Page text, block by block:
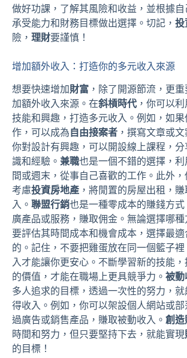
做好功課，了解其風險和收益，並根據自
承受能力和財務目標做出選擇。切記， 投
險， 理財要謹慎！
增加額外收入：打造你的多元收入來源
想要快速增加財富 ，除了開源節流，更
加額外收入來源。在斜槓時代，你可以利
技能和興趣，打造多元收入。例如，如果
作，可以成為 自由接案者 ，撰寫文章或
你對設計有興趣，可以開設線上課程，分
識和經驗。 兼職也是一個不錯的選擇，利
間或週末，從事自己喜歡的工作。此外
考慮投資房地產 ，將閒置的房屋出租，
入。 聯盟行銷也是一種零成本的賺錢方式
廣產品或服務，賺取佣金。無論選擇哪
要評估其時間成本和機會成本，選擇最適
的。記住，不要把雞蛋放在同一個籃子
入才能讓你更安心。不斷學習新的技能
的價值，才能在職場上更具競爭力。 被動
多人追求的目標，透過一次性的努力，就
得收入。例如，你可以架設個人網站或部
過廣告或銷售產品，賺取被動收入。 創造
時間和努力，但只要堅持下去，就能實現
的目標！